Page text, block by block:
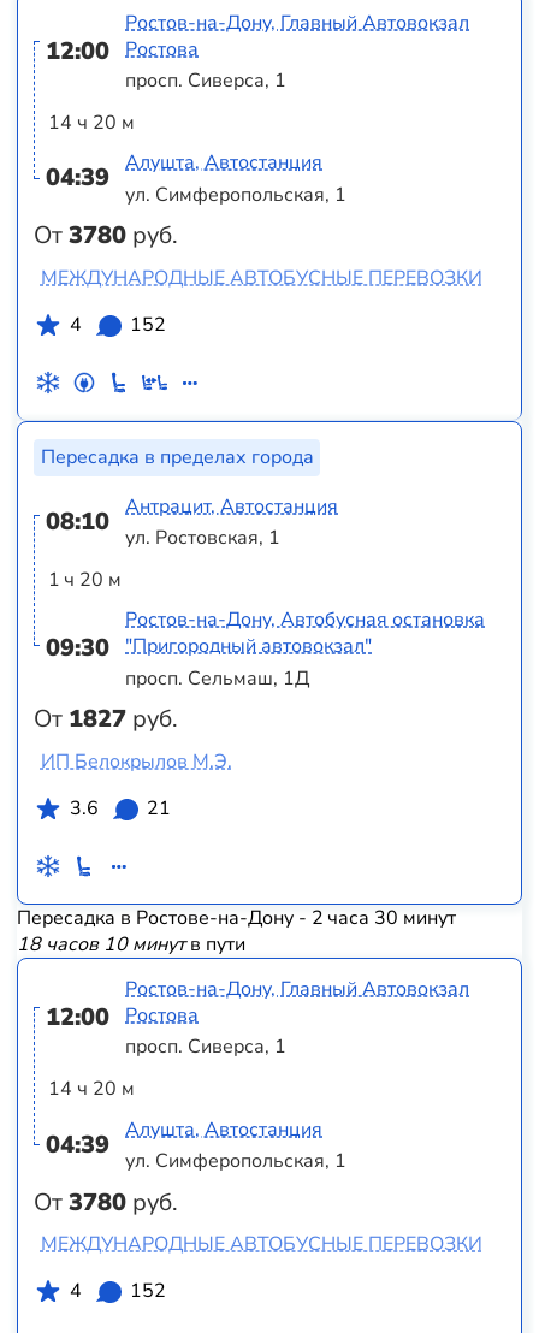
12:00
14 ч 20 м
04:39
От3780 руб.
Ростов-на-Дону, Главный Автовокзал
Ростова
просп. Сиверса, 1
Алушта, Автостанция
ул. Симферопольская, 1
МЕЖДУНАРОДНЫЕ АВТОБУСНЫЕ ПЕРЕВОЗКИ
4
152
Пересадка в пределах города
08:10
1 ч 20 м
09:30
От 1827 руб.
Антрацит, Автостанция
ул. Ростовская, 1
Ростов-на-Дону, Автобусная остановка
"Пригородный автовокзал"
просп. Сельмаш, 1Д
ИП Белокрылов М.Э.
3.6
21
Пересадка в Ростове-на-Дону - 2 часа 30 минут
18 часов 10 минутв пути
12:00
14 ч 20 м
04:39
От3780 руб.
Ростов-на-Дону, Главный Автовокзал
Ростова
просп. Сиверса, 1
Алушта, Автостанция
ул. Симферопольская, 1
МЕЖДУНАРОДНЫЕ АВТОБУСНЫЕ ПЕРЕВОЗКИ
4
152